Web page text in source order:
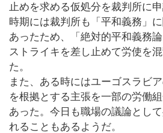
止めを求める仮処分を裁判所に
時期には裁判所も「平和義務」
あったため、「絶対的平和義務論
ストライキを差し止めて労使を
た。
また、ある時にはユーゴスラビ
を根拠とする主張を一部の労働
あった。今日も職場の議論とし
れることもあるようだ。